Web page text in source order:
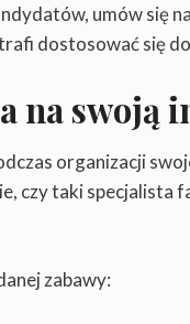
umów się
dostosować się
na swoją
organizacji
czy taki specjalista
zabawy: